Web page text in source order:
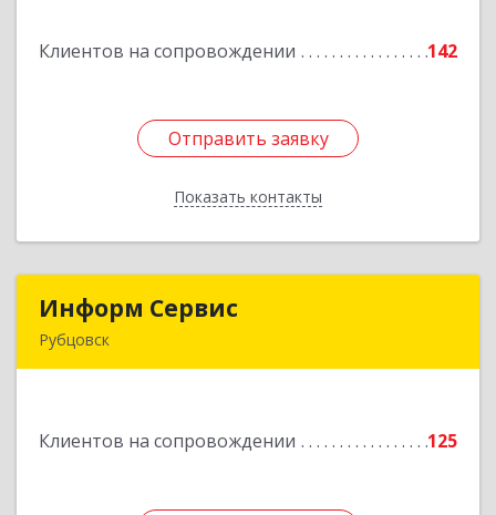
Клиентов на сопровождении 142
Отправить заявку
Показать контакты
Подробнее
Отправить заявку
Назад
Информ Сервис
Рубцовск
Клиентов на сопровождении 125
Подробнее